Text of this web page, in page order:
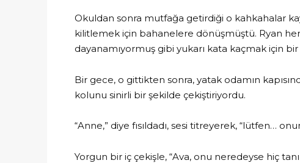
Okuldan sonra mutfağa getirdiği o kahkahalar
kilitlemek için bahanelere dönüşmüştü. Ryan
dayanamıyormuş gibi yukarı kata kaçmak için
Bir gece, o gittikten sonra, yatak odamın
kolunu sinirli bir şekilde çekiştiriyordu.
“Anne,” diye fısıldadı, sesi titreyerek, “lütfen…
Yorgun bir iç çekişle, “Ava, onu neredeyse hiç